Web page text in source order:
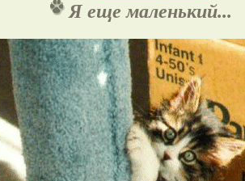
Я еще маленький...